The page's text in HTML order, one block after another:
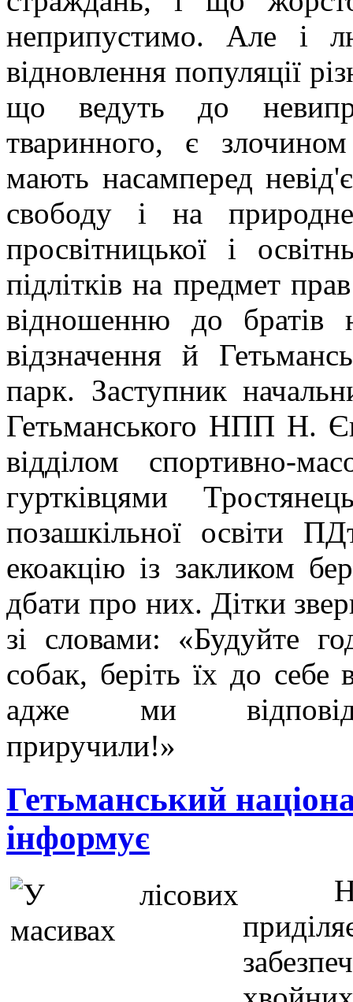
неприпустимо. Але і
відновлення популяції
що ведуть до
тваринного, є
мають насамперед
свободу і на
просвітницької і
підлітків на предмет
відношенню до
відзначення й
парк. Заступник
Гетьманського НПП Н.
відділом спортивно-
гуртківцями
позашкільної освіти
екоакцію із закликом
дбати про них. Дітки
зі словами: «Будуйте
собак, беріть їх до
адже ми
приручили!»
Гетьманський
інформує